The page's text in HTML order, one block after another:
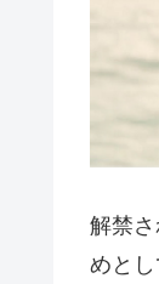
解禁
めと